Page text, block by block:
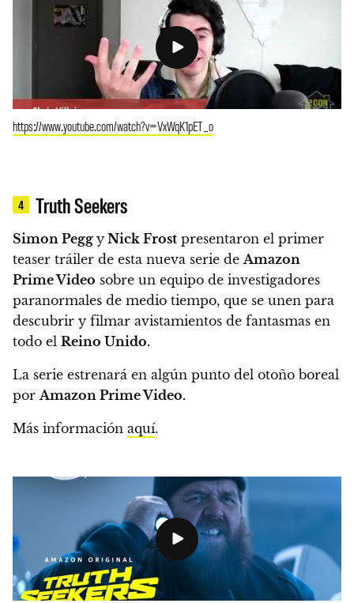
https://www.youtube.com/watch?v=VxWqK1pET_o
4 Truth Seekers
Simon Pegg y Nick Frost presentaron el primer
teaser tráiler de esta nueva serie deAmazon
Prime Video sobre un equipo de investigadores
paranormales de medio tiempo, que se unen para
descubrir y filmar avistamientos de fantasmas en
todo el Reino Unido.
La serie estrenará en algún punto del otoño boreal
porAmazon Prime Video.
Más información aquí.